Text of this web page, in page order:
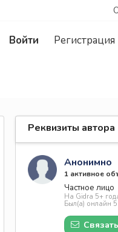
Регистрация
Войти
Реквизиты автора
Анонимно
1 активное
Частное лицо
На Gidra 5+
Был(а) онлайн